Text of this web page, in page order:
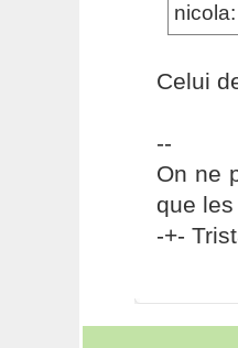
Celui
--
On ne
que
-+-